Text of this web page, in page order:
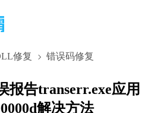
修复 错误码修复
报告transerr.exe应用
解决方法